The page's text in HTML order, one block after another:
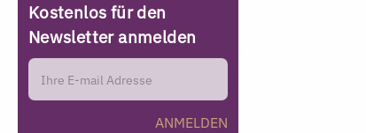
Kostenlos für den
Newsletter anmelden
ANMELDEN